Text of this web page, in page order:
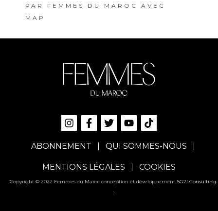
PAR FEMMES DU MAROC AVEC
MAP
ABONNEMENT QUI SOMMES-NOUS
MENTIONS LÉGALES COOKIES
Copyright © 2022 Femmes du Maroc conception et développement SG2I Consulting